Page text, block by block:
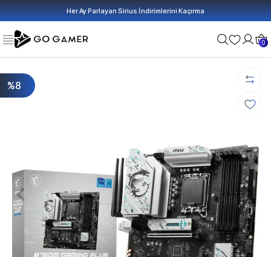
Her Ay Parlayan Sirius İndirimlerini Kaçırma
0
%8